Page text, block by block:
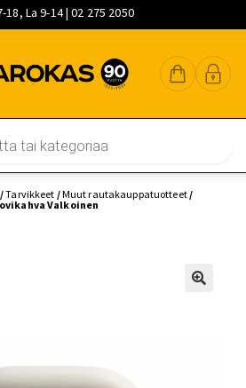
18, La 9-14 | 02 275 2050
/Tarvikkeet /Muut rautakauppatuotteet/
Valkoinen